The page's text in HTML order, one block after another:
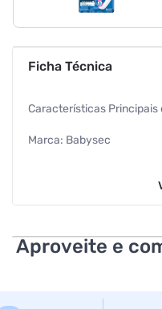
Ficha Técnica
Características Principais
Marca: Babysec
Formato Normal
Sem abas, Ideal para
Aproveite e